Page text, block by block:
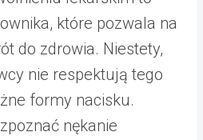
które pozwala na
do zdrowia. Niestety,
nie respektują tego
formy nacisku.
nękanie